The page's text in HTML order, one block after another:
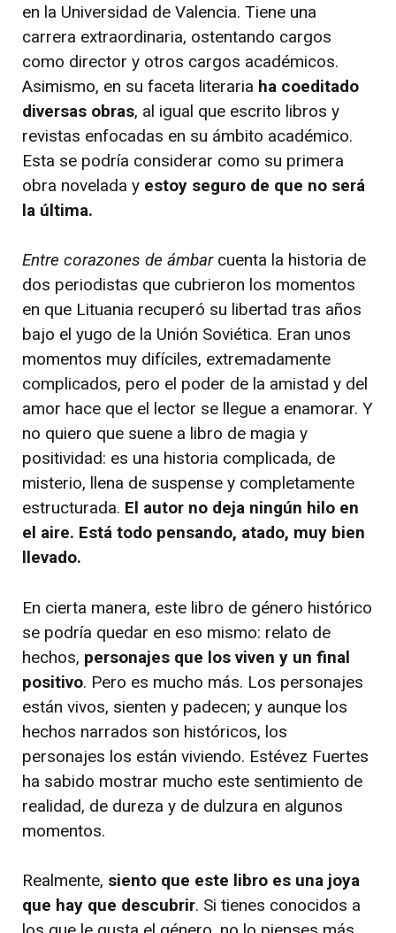
en la Universidad de Valencia. Tiene una
carrera extraordinaria, ostentando cargos
como director y otros cargos académicos.
Asimismo, en su faceta literaria ha coeditado
diversas obras, al igual que escrito libros y
revistas enfocadas en su ámbito académico.
Esta se podría considerar como su primera
obra novelada y estoy seguro de que no será
la última.
Entre corazones de ámbar cuenta la historia de
dos periodistas que cubrieron los momentos
en que Lituania recuperó su libertad tras años
bajo el yugo de la Unión Soviética. Eran unos
momentos muy difíciles, extremadamente
complicados, pero el poder de la amistad y del
amor hace que el lector se llegue a enamorar. Y
no quiero que suene a libro de magia y
positividad: es una historia complicada, de
misterio, llena de suspense y completamente
estructurada. El autor no deja ningún hilo en
el aire. Está todo pensando, atado, muy bien
llevado.
En cierta manera, este libro de género histórico
se podría quedar en eso mismo: relato de
hechos, personajes que los viven y un final
positivo. Pero es mucho más. Los personajes
están vivos, sienten y padecen; y aunque los
hechos narrados son históricos, los
personajes los están viviendo. Estévez Fuertes
ha sabido mostrar mucho este sentimiento de
realidad, de dureza y de dulzura en algunos
momentos.
Realmente, siento que este libro es una joya
que hay que descubrir. Si tienes conocidos a